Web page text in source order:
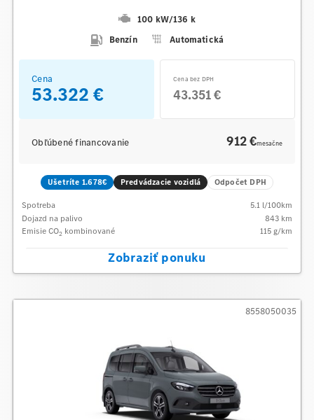
100 kW/136 k
Benzín
Automatická
Cena
53.322 €
Cena bez DPH
43.351 €
Obľúbené financovanie 912 €mesačne
Ušetríte 1.678€ Predvádzacie vozidlá Odpočet DPH
Spotreba 5.1 l/100km
Dojazd na palivo
843 km
Emisie CO2 kombinované 115g/km
Zobraziť ponuku
8558050035